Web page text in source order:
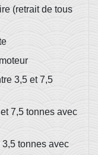
(retrait de tous
3,5 et 7,5
7,5 tonnes avec
tonnes avec